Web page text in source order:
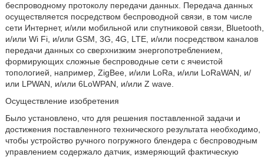
беспроводному протоколу передачи данных. Передача данных
осуществляется посредством беспроводной связи, в том числе
сети Интернет, и/или мобильной или спутниковой связи, Bluetooth,
и/или Wi Fi, и/или GSM, 3G, 4G, LTE, и/или посредством каналов
передачи данных со сверхнизким энергопотреблением,
формирующих сложные беспроводные сети с ячеистой
топологией, например, ZigBee, и/или LoRa, и/или LoRaWAN, и/
или LPWAN, и/или 6LoWPAN, и/или Z wave.
Осуществление изобретения
Было установлено, что для решения поставленной задачи и
достижения поставленного технического результата необходимо,
чтобы устройство ручного погружного блендера с беспроводным
управлением содержало датчик, измеряющий фактическую